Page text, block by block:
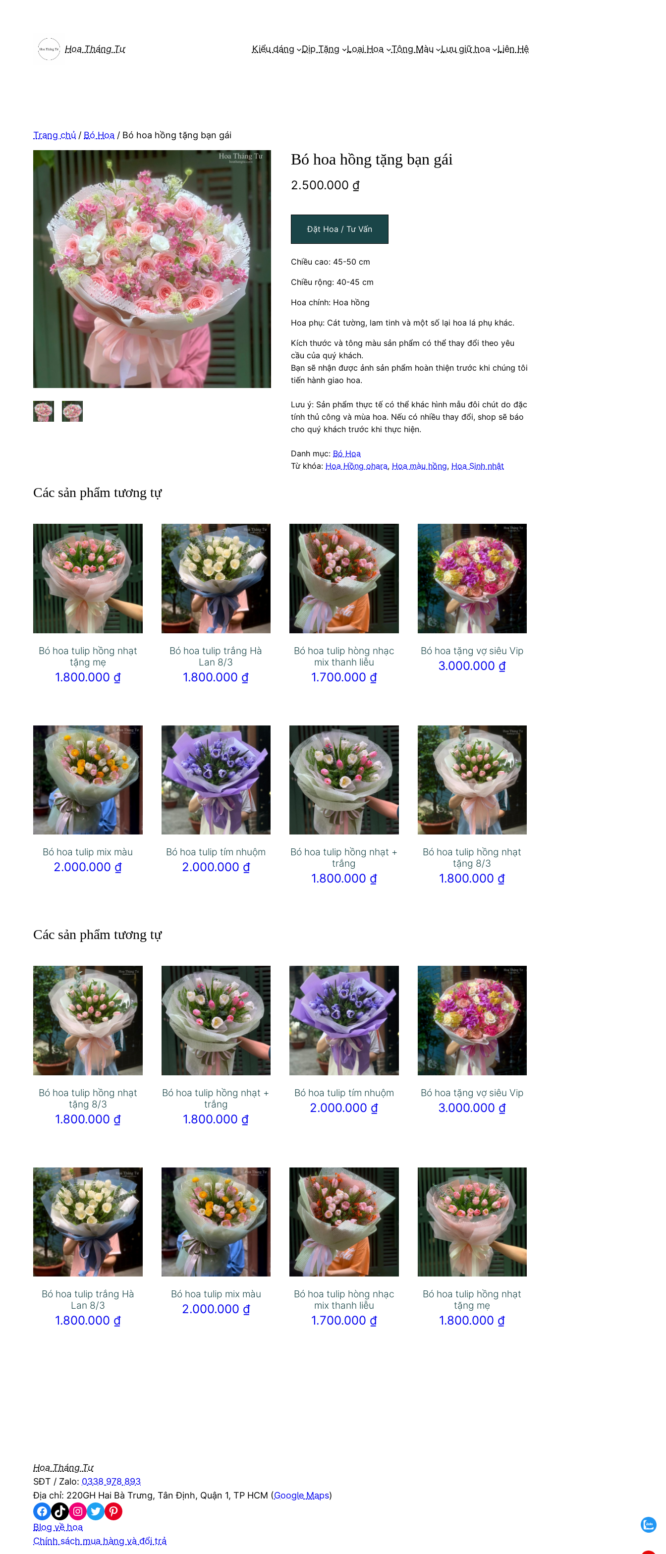
Hoa Tháng Tư Kiểu dáng Dịp Tặng Loại Hoa Tông Màu Lưu giữ hoa Liên Hệ
Trang chủ / Bó Hoa / Bó hoa hồng tặng bạn gái
Bó hoa hồng tặng bạn gái
2.500.000 ₫
Đặt Hoa / Tư Vấn
Chiều cao: 45-50 cm
Chiều rộng: 40-45 cm
Hoa chính: Hoa hồng
Hoa phụ: Cát tường, lam tinh và một số lại hoa lá phụ khác.
Kích thước và tông màu sản phẩm có thể thay đổi theo yêu
cầu của quý khách.
Bạn sẽ nhận được ảnh sản phẩm hoàn thiện trước khi chúng tôi
tiến hành giao hoa.
Lưu ý: Sản phẩm thực tế có thể khác hình mẫu đôi chút do đặc
tính thủ công và mùa hoa. Nếu có nhiều thay đổi, shop sẽ báo
cho quý khách trước khi thực hiện.
Danh mục: Bó Hoa
Từ khóa: Hoa Hồng ohara, Hoa màu hồng, Hoa Sinh nhật
Các sản phẩm tương tự
Bó hoa tulip hồng nhạt
tặng mẹ
1.800.000 ₫
Bó hoa tulip trắng Hà
Lan 8/3
1.800.000 ₫
Bó hoa tulip hòng nhạc
mix thanh liễu
1.700.000 ₫
Bó hoa tặng vợ siêu Vip
3.000.000 ₫
Bó hoa tulip mix màu
2.000.000 ₫
Bó hoa tulip tím nhuộm
2.000.000 ₫
Bó hoa tulip hồng nhạt +
trắng
1.800.000 ₫
Bó hoa tulip hồng nhạt
tặng 8/3
1.800.000 ₫
Các sản phẩm tương tự
Bó hoa tulip hồng nhạt
tặng 8/3
1.800.000 ₫
Bó hoa tulip hồng nhạt +
trắng
1.800.000 ₫
Bó hoa tulip tím nhuộm
2.000.000 ₫
Bó hoa tặng vợ siêu Vip
3.000.000 ₫
Bó hoa tulip trắng Hà
Lan 8/3
1.800.000 ₫
Bó hoa tulip mix màu
2.000.000 ₫
Bó hoa tulip hòng nhạc
mix thanh liễu
1.700.000 ₫
Bó hoa tulip hồng nhạt
tặng mẹ
1.800.000 ₫
Hoa Tháng Tư
SĐT / Zalo: 0338 978 893
Địa chỉ: 220GH Hai Bà Trưng, Tân Định, Quận 1, TP HCM (Google Maps)
Facebook
TikTokInstagram
TwitterPinterest
Blog về hoa
Chính sách mua hàng và đổi trả